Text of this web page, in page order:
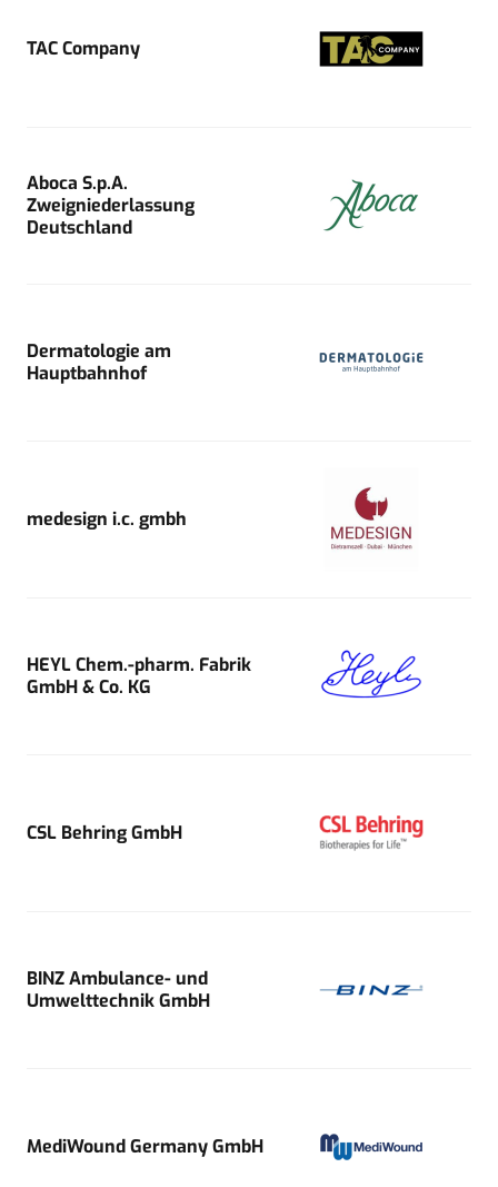
TAC Company
Aboca S.p.A.
Zweigniederlassung
Deutschland
Dermatologie am
Hauptbahnhof
medesign i.c. gmbh
HEYL Chem.-pharm. Fabrik
GmbH & Co. KG
CSL Behring GmbH
BINZ Ambulance- und
Umwelttechnik GmbH
MediWound Germany GmbH